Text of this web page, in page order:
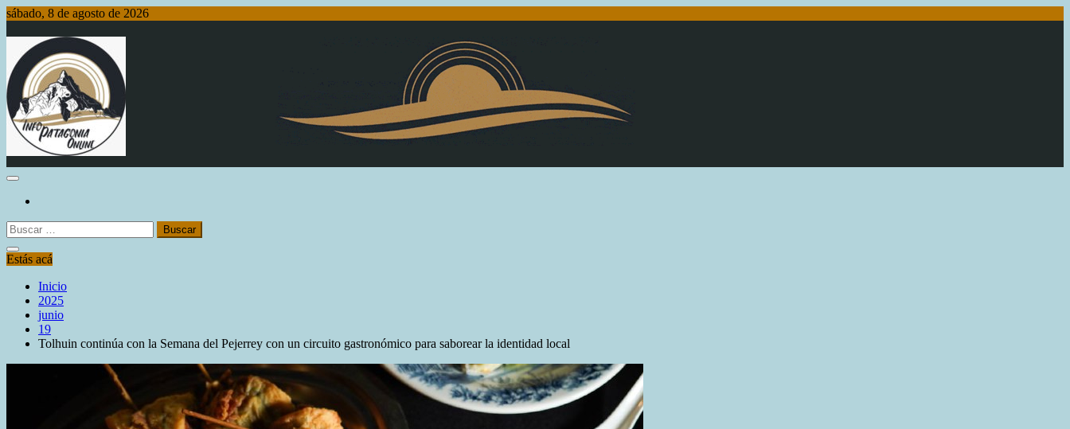
Saltar
contenido
sábado, 8 de agosto de 2026
Info Patagonia Online
Buscar:
Estás acá
Inicio
2025
junio
19
Tolhuin continúa con la Semana del Pejerrey con un circuito gastronómico para saborear la identidad local